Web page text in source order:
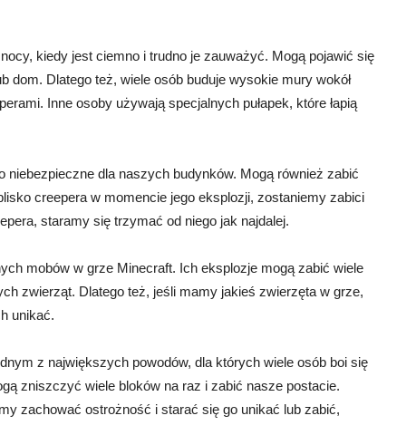
kiedy jest ciemno i trudno je zauważyć. Mogą pojawić się
dom. Dlatego też, wiele osób buduje wysokie mury wokół
Inne osoby używają specjalnych pułapek, które łapią
dla naszych budynków. Mogą również zabić
creepera w momencie jego eksplozji, zostaniemy zabici
staramy się trzymać od niego jak najdalej.
mobów w grze Minecraft. Ich eksplozje mogą zabić wiele
zwierząt. Dlatego też, jeśli mamy jakieś zwierzęta w grze,
unikać.
z największych powodów, dla których wiele osób boi się
zniszczyć wiele bloków na raz i zabić nasze postacie.
zachować ostrożność i starać się go unikać lub zabić,